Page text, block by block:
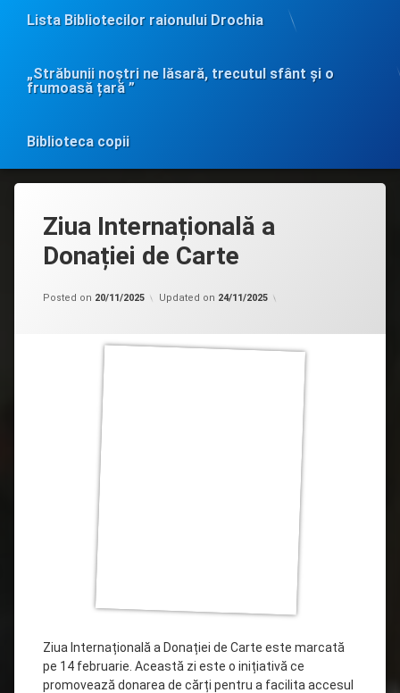
Lista Bibliotecilor raionului Drochia
„Străbunii noștri ne lăsară, trecutul sfânt și o
frumoasă țară ”
Biblioteca copii
Ziua Internațională a
Donației de Carte
Posted on 20/11/2025 Updated on 24/11/2025
Ziua Internațională a Donației de Carte este marcată
pe 14 februarie. Această zi este o inițiativă ce
promovează donarea de cărți pentru a facilita accesul